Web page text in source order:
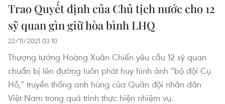
Trao Quyết định của Chủ tịch nước cho 12
sỹ quan gìn giữ hòa bình LHQ
22/11/2021 03:10
Thượng tướng Hoàng Xuân Chiến yêu cầu 12 sỹ quan
chuẩn bị lên đường luôn phát huy hình ảnh “bộ đội Cụ
Hồ,” truyền thống anh hùng của Quân đội nhân dân
Việt Nam trong quá trình thực hiện nhiệm vụ.